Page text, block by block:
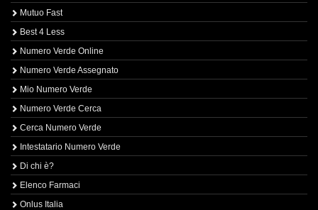
Mutuo Fast
Best 4 Less
Numero Verde Online
Numero Verde Assegnato
Mio Numero Verde
Numero Verde Cerca
Cerca Numero Verde
Intestatario Numero Verde
Di chi è?
Elenco Farmaci
Onlus Italia